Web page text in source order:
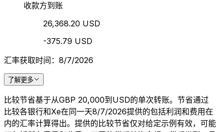
收款方到账
26,368.20 USD
-375.79 USD
汇率获取时间：8/7/2026
了解更多
比较节省基于从GBP 20,000到USD的单次转账。节省通过
比较各银行和Xe在同一天8/7/2026提供的包括利润和费用在
内的汇率计算得出。提供的比较节省仅对给定示例有效，可能